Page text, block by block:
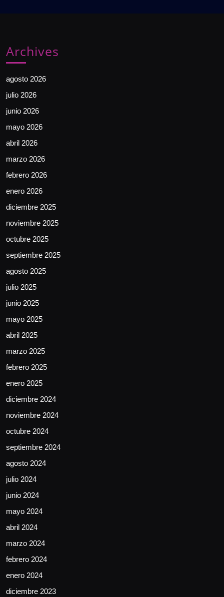
Archives
agosto 2026
julio 2026
junio 2026
mayo 2026
abril 2026
marzo 2026
febrero 2026
enero 2026
diciembre 2025
noviembre 2025
octubre 2025
septiembre 2025
agosto 2025
julio 2025
junio 2025
mayo 2025
abril 2025
marzo 2025
febrero 2025
enero 2025
diciembre 2024
noviembre 2024
octubre 2024
septiembre 2024
agosto 2024
julio 2024
junio 2024
mayo 2024
abril 2024
marzo 2024
febrero 2024
enero 2024
diciembre 2023